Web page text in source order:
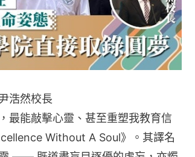
浩然校長
最能敲擊心靈、甚至重塑我教育信
Without A Soul》。其譯名